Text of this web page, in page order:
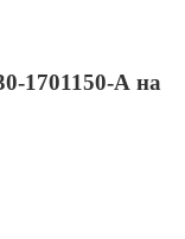
1701150-А на